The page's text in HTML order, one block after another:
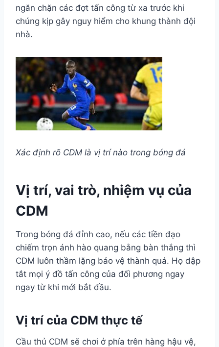
ngăn chặn các đợt tấn công từ xa trước khi
chúng kịp gây nguy hiểm cho khung thành đội
nhà.
Xác định rõ CDM là vị trí nào trong bóng đá
Vị trí, vai trò, nhiệm vụ của
CDM
Trong bóng đá đỉnh cao, nếu các tiền đạo
chiếm trọn ánh hào quang bằng bàn thắng thì
CDM luôn thầm lặng bảo vệ thành quả. Họ dập
tắt mọi ý đồ tấn công của đối phương ngay
ngay từ khi mới bắt đầu.
Vị trí của CDM thực tế
Cầu thủ CDM sẽ chơi ở phía trên hàng hậu vệ,